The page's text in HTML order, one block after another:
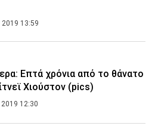
2019 13:59
Επτά χρόνια από το θάνατο
Χιούστον (pics)
12:30